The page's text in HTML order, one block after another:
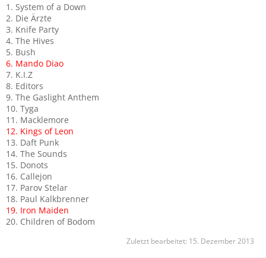
1. System of a Down
2. Die Ärzte
3. Knife Party
4. The Hives
5. Bush
6. Mando Diao
7. K.I.Z
8. Editors
9. The Gaslight Anthem
10. Tyga
11. Macklemore
12. Kings of Leon
13. Daft Punk
14. The Sounds
15. Donots
16. Callejon
17. Parov Stelar
18. Paul Kalkbrenner
19. Iron Maiden
20. Children of Bodom
Zuletzt bearbeitet: 15. Dezember 2013